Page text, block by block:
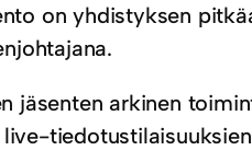
on yhdistyksen
jäsenten arkinen